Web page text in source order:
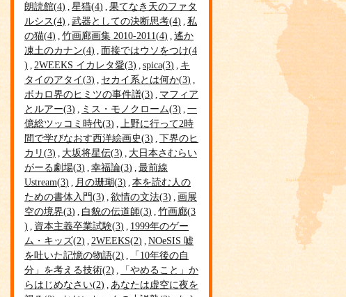
朗読館 4 星猫 4
果てなき天のファタ
ルシス 4 武器としての決断思考 4
私
の猫 4 竹画廊画集 2010-2011 4
遙か
凍土のカナン 4 面接ではウソをつけ 4
2WEEKS イカレタ愛 3 spica 3
キ
タイのアタイ 3 セカイ系とは何か 3
ボカロ界のヒミツの事件譜 3
マフィア
とルアー 3 ミス・モノクローム 3
一
億総ツッコミ時代 3
上野に行って2時
間で学びなおす西洋絵画史 3
下界のヒ
カリ 3 大坂将星伝 3
大日本さむらい
がーる劇場 3 幸福論 3
最前線
Ustream 3 月の珊瑚 3
本を読む人の
ための書体入門 3 欲情の文法 3
画展
空の境界 3 白貌の伝道師 3 竹画廊 3
資本主義卒業試験 3
1999年のゲー
ム・キッズ 2 2WEEKS 2
NOeSIS 嘘
を吐いた記憶の物語 2
「10年後の自
分」を考える技術 2
「やめること」か
らはじめなさい 2
あなたは虚空に夜を